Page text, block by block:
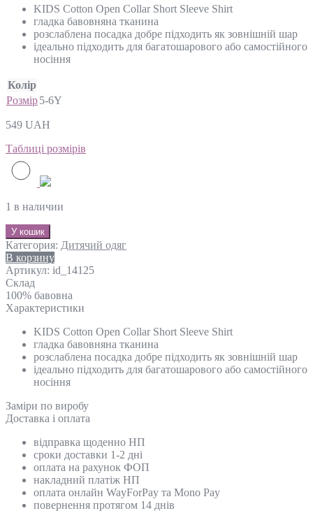
KIDS Cotton Open Collar Short Sleeve Shirt
гладка бавовняна тканина
розслаблена посадка добре підходить як зовнішній шар
ідеально підходить для багатошарового або самостійного
носіння
Колір
Розмір5-6Y
549 UAH
Таблиці розмірів
1 в наличии
У кошик
Категория: Дитячий одяг
В корзину
Артикул: id_14125
Склад
100% бавовна
Характеристики
KIDS Cotton Open Collar Short Sleeve Shirt
гладка бавовняна тканина
розслаблена посадка добре підходить як зовнішній шар
ідеально підходить для багатошарового або самостійного
носіння
Замiри по виробу
Доставка і оплата
відправка щоденно НП
сроки доставки 1-2 дні
оплата на рахунок ФОП
накладний платіж НП
оплата онлайн WayForPay та Mono Pay
повернення протягом 14 днів